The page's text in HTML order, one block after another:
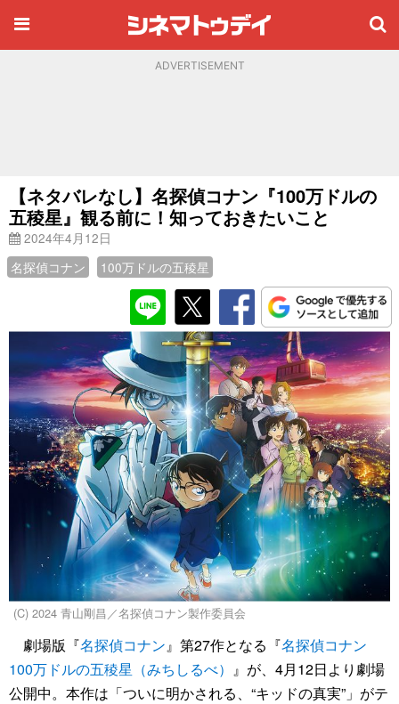
ADVERTISEMENT
【ネタバレなし】名探偵コナン『100万ドルの
五稜星』観る前に！知っておきたいこと
2024年4月12日
名探偵コナン
100万ドルの五稜星
(C) 2024 青山剛昌／名探偵コナン製作委員会
劇場版『名探偵コナン』第27作となる『名探偵コナン
100万ドルの五稜星（みちしるべ） 』が、4月12日より劇場
公開中。本作は「ついに明かされる、“キッドの真実”」がテ